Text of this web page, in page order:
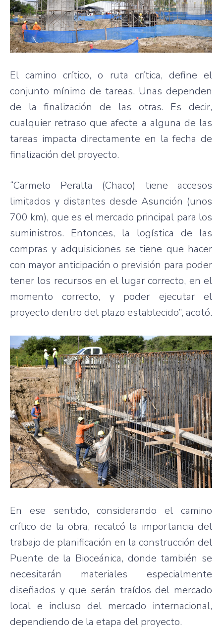
El camino crítico, o ruta crítica, define el
conjunto mínimo de tareas. Unas dependen
de la finalización de las otras. Es decir,
cualquier retraso que afecte a alguna de las
tareas impacta directamente en la fecha de
finalización del proyecto.
“Carmelo Peralta (Chaco) tiene accesos
limitados y distantes desde Asunción (unos
700 km), que es el mercado principal para los
suministros. Entonces, la logística de las
compras y adquisiciones se tiene que hacer
con mayor anticipación o previsión para poder
tener los recursos en el lugar correcto, en el
momento correcto, y poder ejecutar el
proyecto dentro del plazo establecido”, acotó.
En ese sentido, considerando el camino
crítico de la obra, recalcó la importancia del
trabajo de planificación en la construcción del
Puente de la Bioceánica, donde también se
necesitarán materiales especialmente
diseñados y que serán traídos del mercado
local e incluso del mercado internacional,
dependiendo de la etapa del proyecto.